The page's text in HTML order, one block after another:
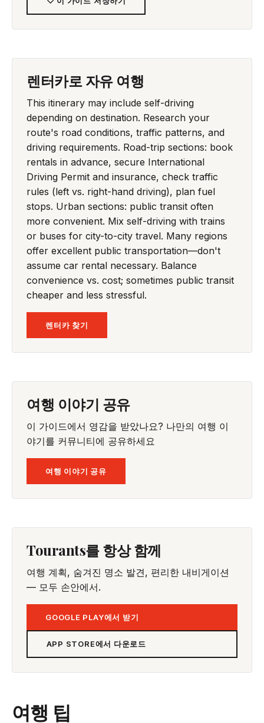
렌터카로 자유 여행
This itinerary may include self-driving
depending on destination. Research your
route's road conditions, traffic patterns, and
driving requirements. Road-trip sections: book
rentals in advance, secure International
Driving Permit and insurance, check traffic
rules (left vs. right-hand driving), plan fuel
stops. Urban sections: public transit often
more convenient. Mix self-driving with trains
or buses for city-to-city travel. Many regions
offer excellent public transportation—don't
assume car rental necessary. Balance
convenience vs. cost; sometimes public transit
cheaper and less stressful.
렌터카 찾기
여행 이야기 공유
이 가이드에서 영감을 받았나요? 나만의 여행 이
야기를 커뮤니티에 공유하세요
여행 이야기 공유
Tourants를 항상 함께
여행 계획, 숨겨진 명소 발견, 편리한 내비게이션
— 모두 손안에서.
GOOGLE PLAY에서 받기
APP STORE에서 다운로드
여행 팁